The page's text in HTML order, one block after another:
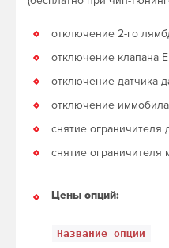
отключение 2-го
отключение клапана
отключение датчика
отключение
снятие ограничителя
снятие ограничителя
Цены опций:
Название опции